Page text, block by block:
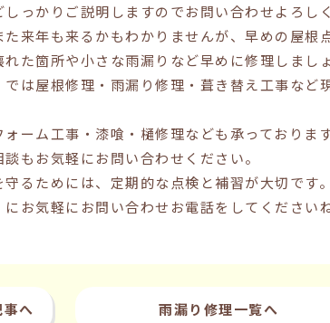
っかりご説明しますのでお問い合わせよろし
来年も来るかもわかりませんが、早めの屋根
た箇所や小さな雨漏りなど早めに修理しましょ
は屋根修理・雨漏り修理・葺き替え工事など
ーム工事・漆喰・樋修理なども承っております
もお気軽にお問い合わせください。
るためには、定期的な点検と補習が大切です。
お気軽にお問い合わせお電話をしてください
事へ 雨漏り修理一覧へ